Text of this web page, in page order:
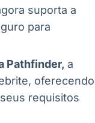
suporta a
para
Pathfinder, a
oferecendo
requisitos